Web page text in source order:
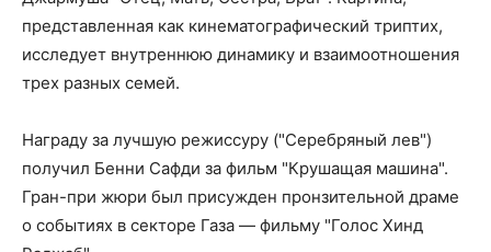
представленная как кинематографический триптих,
исследует внутреннюю динамику и взаимоотношения
трех разных семей.
Награду за лучшую режиссуру ("Серебряный лев")
получил Бенни Сафди за фильм "Крушащая машина".
Гран-при жюри был присужден пронзительной драме
о событиях в секторе Газа — фильму "Голос Хинд